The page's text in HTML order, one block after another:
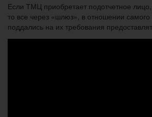
Если ТМЦ приобретает подотчетное
то все через «шлюз», в отношении
поддались на их требования